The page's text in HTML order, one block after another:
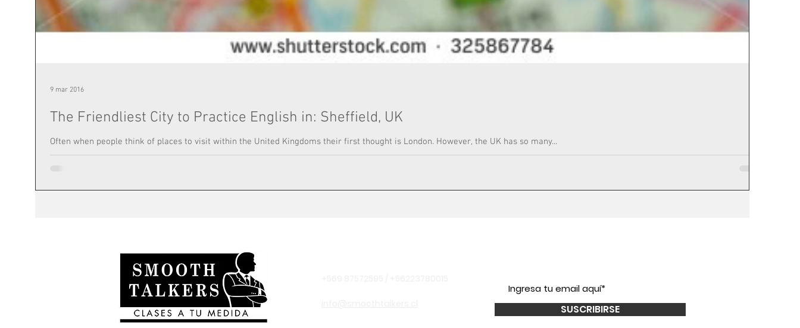
The Friendliest City to Practice English in: Sheffield, UK
Often when people think of places to visit within the United Kingdoms their first thought is London. However, the UK has so many...
9 mar 2016
SUSCRIBIRSE